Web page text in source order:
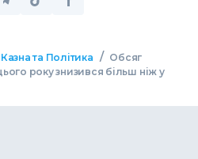
Казна та Політика / Обсяг
року знизився більш ніж у